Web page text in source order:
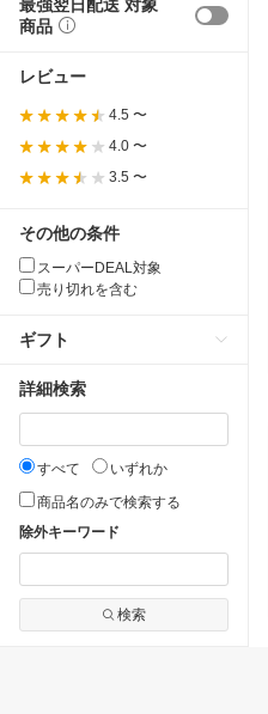
最強翌日配送 対象
商品
レビュー
4.5 〜
4.0 〜
3.5 〜
その他の条件
スーパーDEAL対象
売り切れを含む
ギフト
詳細検索
すべて
いずれか
商品名のみで検索する
除外キーワード
検索